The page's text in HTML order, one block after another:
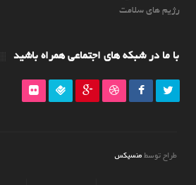
رژیم های سلامت
با ما در شبکه های اجتماعی همراه باشید
طراح توسط منسیکس